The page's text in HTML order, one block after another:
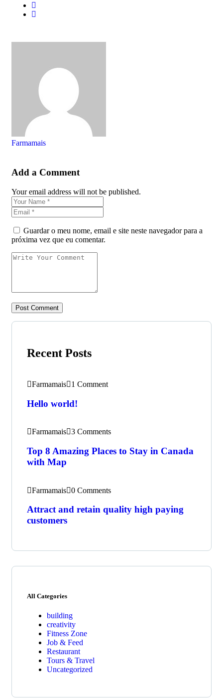
Farmamais
Add a Comment
Your email address will not be published.
Guardar o meu nome, email e site neste navegador para a
próxima vez que eu comentar.
Recent Posts
Farmamais 1 Comment
Hello world!
Farmamais 3 Comments
Top 8 Amazing Places to Stay in Canada
with Map
Farmamais 0 Comments
Attract and retain quality high paying
customers
All Categories
building
creativity
Fitness Zone
Job & Feed
Restaurant
Tours & Travel
Uncategorized